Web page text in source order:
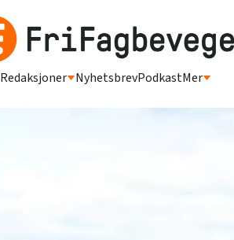
Redaksjoner NyhetsbrevPodkastMer